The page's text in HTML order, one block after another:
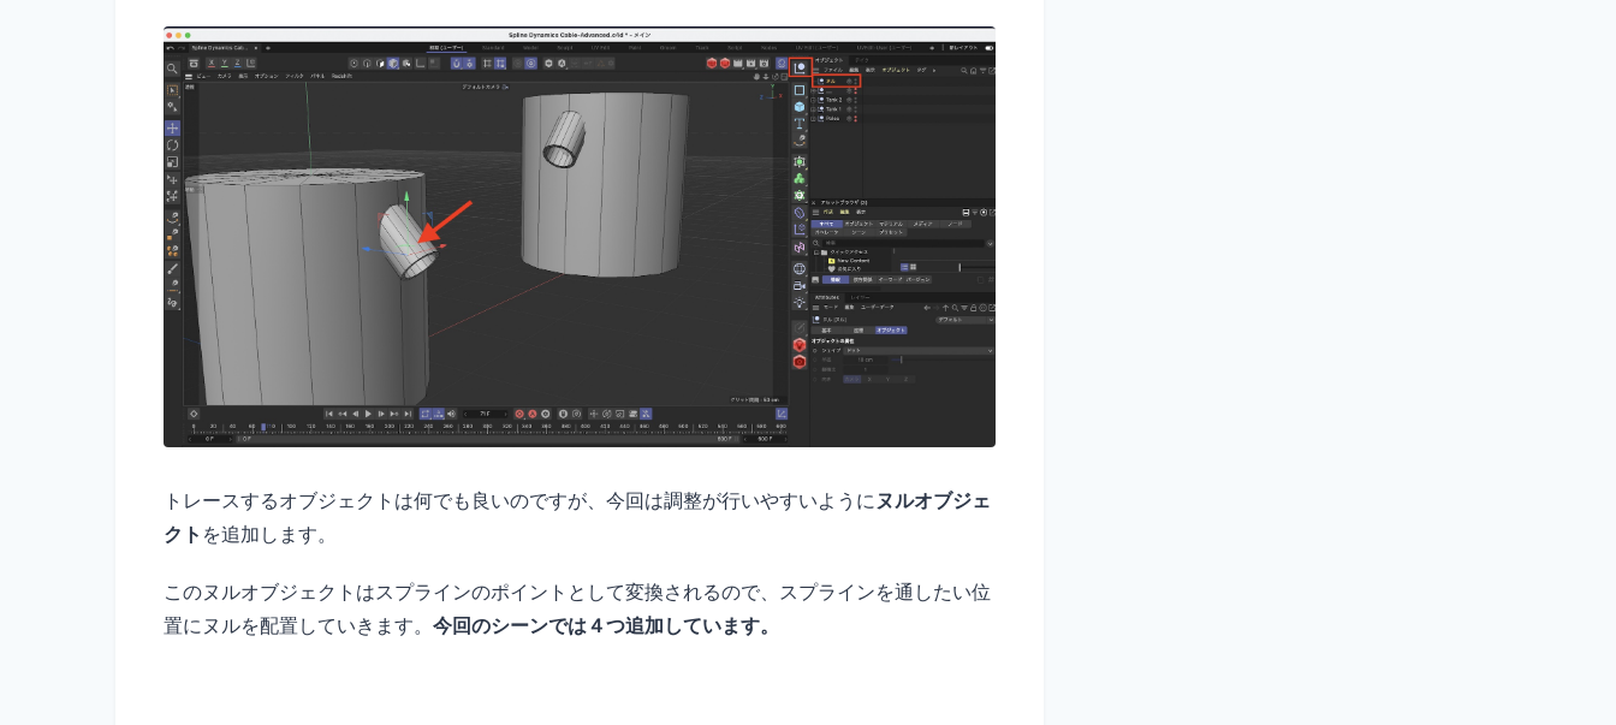
トレースするオブジェクトは何でも良いのですが、今回は調整が行いやすいようにヌルオブジェ
クト を追加します。
このヌルオブジェクトはスプラインのポイントとして変換されるので、スプラインを通したい位
置にヌルを配置していきます。 今回のシーンでは４つ追加しています。